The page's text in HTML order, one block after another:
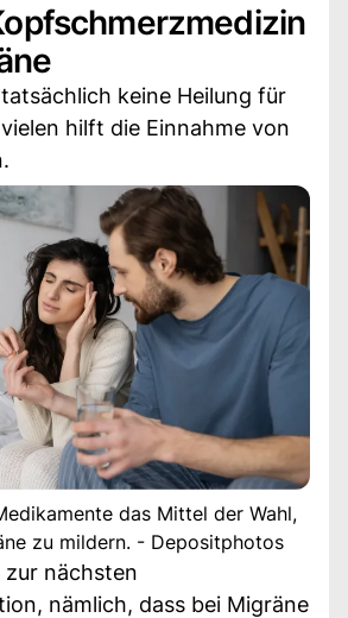
keine Heilung für
hilft die Einnahme von
das Mittel der Wahl,
zu mildern. - Depositphotos
zur nächsten
nämlich, dass bei Migräne